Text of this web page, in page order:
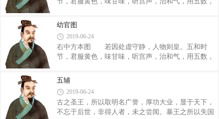
乃胜任。取人以己，成事以质。审用财，慎施报，察
费，用力苦则劳。民不足，令乃辱。民苦殃，令不
行。施报不得，祸乃始昌。祸昌不寤，民乃自图。�
气修通，凡物开静，形生理。常至命，尊贤授德，则
帝。身仁行义，服忠用信，则王。审谋章礼，选士利
械，则霸。定生处死，谨贤修伍，则众。信赏审罚，
爵材禄能，则强。计凡付终，务本饬末，则富。明法
审数，立常备能，则治。同异分官，则安。 通之
结之以信，接之以礼，和之以乐，期之以事，攻之以
官，发之以力，威之以诚。一举而上下得终，�
幼官图
2019-06-24
右中方本图 若因处虚守静，人物则皇。五和时
节，君服黄色，味甘味，听宫声，治和气，用五数，
气修通。凡物开静，形生理。 常至命，尊贤授德
则帝；身仁行义，服忠用信则王；审谋章礼，选士利
械则霸；定生处死，谨贤修伍则众；信赏审罚，爵材
禄能则强；计凡付终，务本饰末则富；明法审数，立
常备能则治；同异分官则安。 通之以道，畜之以
五辅
2019-06-24
古之圣王，所以取明名广誉，厚功大业，显于天下，
不忘于后世，非得人者，未之尝闻。暴王之所以失国